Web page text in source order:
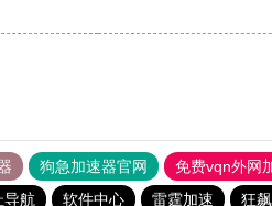
狗急加速器官网 免费vqn外网
导航 软件中心 雷霆加速 狂